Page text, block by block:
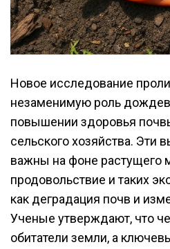
Новое исследование
незаменимую роль
повышении здоровья
сельского хозяйства. Эти
важны на фоне растущего
продовольствие и таких
как деградация почв и
Ученые утверждают, что
обитатели земли, а